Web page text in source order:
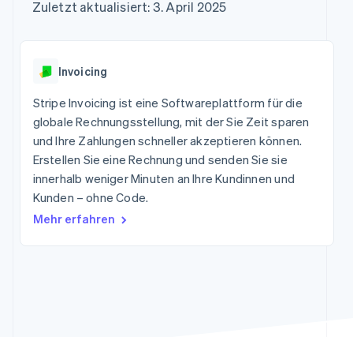
Authorization
Optimierung der
Autorisierungsraten
Link
Beschleunigter
Bezahlvorgang
Financial
Connections
Finanzdaten
Data Pipeline
Geldmanagement
SaaS
Nach Branche
KI-Unternehmen
Creator Economy
Gaming
Bewirtung, Reisen und
Freizeit
Medien und
Gemeinnützige
Marktplatz auf
Abonnementverwaltung
Abrechnung um
Stablecoin-gestützte
Karten ausgeben: So
geht´s
Bereitstellung und
Verwaltung von
Diensten mit Agenten
Ressourcen
Kontakt
Sales-Team
kontaktieren
Partner werden
Zuletzt aktualisiert: 3. April 2025
Invoicing
Stripe Invoicing ist eine Softwareplattform für die
globale Rechnungsstellung, mit der Sie Zeit sparen
und Ihre Zahlungen schneller akzeptieren können.
Erstellen Sie eine Rechnung und senden Sie sie
innerhalb weniger Minuten an Ihre Kundinnen und
Kunden – ohne Code.
Mehr erfahren